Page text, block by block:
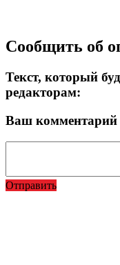
Прокрутка
вверх
Сообщить об
Текст, который
редакторам:
Ваш комментарий
Отправить